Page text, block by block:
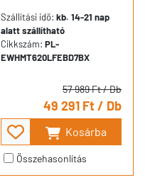
Szállítási idő: kb. 14-21 nap
alatt szállítható
Cikkszám: PL-
EWHMT620LFEBD7BX
57 989 Ft/ Db
49 291 Ft/ Db
Kosárba
Összehasonlítás